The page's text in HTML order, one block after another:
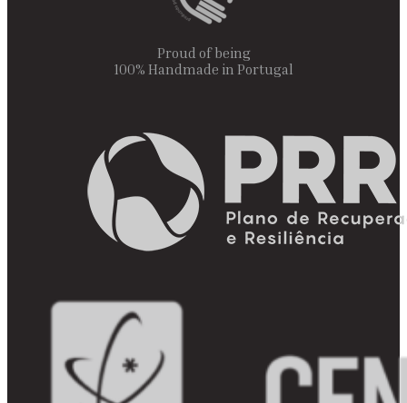
Proud of being
100% Handmade in Portugal